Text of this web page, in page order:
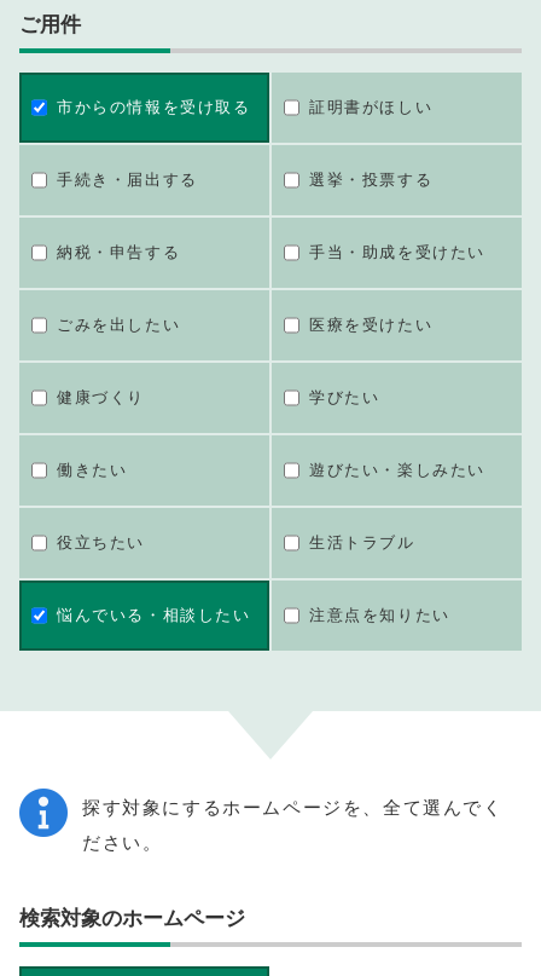
ご用件
市からの情報を受け取る 証明書がほしい
手続き・届出する 選挙・投票する
納税・申告する 手当・助成を受けたい
ごみを出したい 医療を受けたい
健康づくり 学びたい
働きたい 遊びたい・楽しみたい
役立ちたい 生活トラブル
悩んでいる・相談したい 注意点を知りたい
探す対象にするホームページを、全て選んでく
ださい。
検索対象のホームページ